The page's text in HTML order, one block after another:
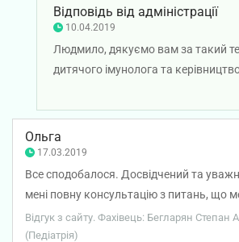
Відповідь від адміністрації
10.04.2019
Людмило, дякуємо вам за такий
дитячого імунолога та
Ольга
17.03.2019
Все сподобалося. Досвідчений та
мені повну консультацію з питань, що
(Бегларян С. А).
Відгук з сайту. Фахівець: Бегларян Степан
(Педіатрія)